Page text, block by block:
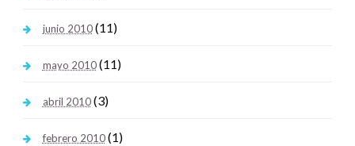
junio 2010(11)
mayo 2010(11)
abril 2010(3)
febrero 2010(1)